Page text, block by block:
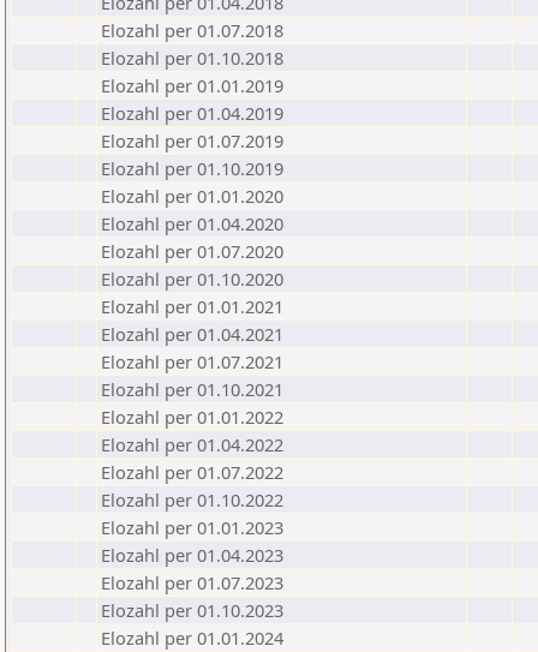
Elozahl per 01.07.2018
Elozahl per 01.10.2018
Elozahl per 01.01.2019
Elozahl per 01.04.2019
Elozahl per 01.07.2019
Elozahl per 01.10.2019
Elozahl per 01.01.2020
Elozahl per 01.04.2020
Elozahl per 01.07.2020
Elozahl per 01.10.2020
Elozahl per 01.01.2021
Elozahl per 01.04.2021
Elozahl per 01.07.2021
Elozahl per 01.10.2021
Elozahl per 01.01.2022
Elozahl per 01.04.2022
Elozahl per 01.07.2022
Elozahl per 01.10.2022
Elozahl per 01.01.2023
Elozahl per 01.04.2023
Elozahl per 01.07.2023
Elozahl per 01.10.2023
Elozahl per 01.01.2024